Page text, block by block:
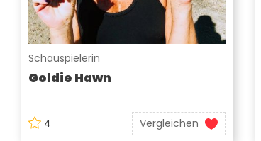
Schauspielerin
Goldie Hawn
4 Vergleichen